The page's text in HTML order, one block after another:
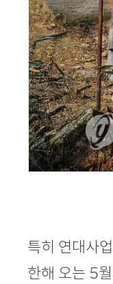
특히 연대사
한해 오는 5